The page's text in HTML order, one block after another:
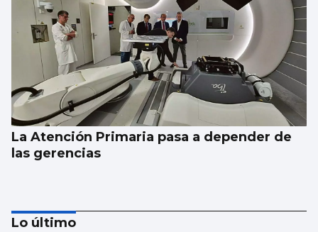
La Atención Primaria pasa a depender de
las gerencias
Lo último